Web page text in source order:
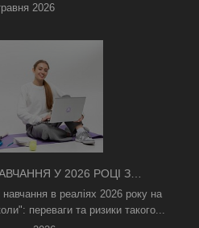
2026
У 2026 РОЦІ З
ЯК АСИНХРОННИЙ
ОСВІТНІЙ ПРОЦЕС
в реаліях 2026 року на
переваги та ризики такого...